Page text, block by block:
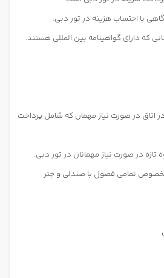
با احتساب هزینه در تور دبی.
که دارای گواهینامه بین المللی هستند.
اتاق در صورت نیاز مهمان که شامل پرداخت
در صورت نیاز مهمانان در تور دبی.
تمامی فصول با صندلی و چتر
.